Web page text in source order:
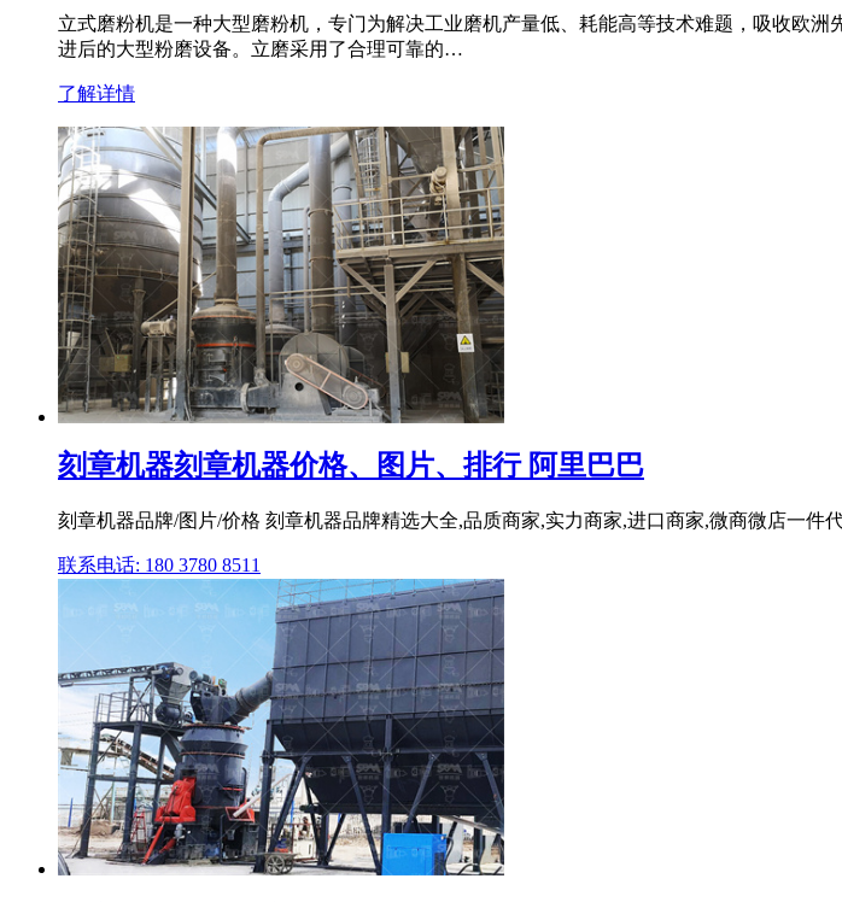
立式磨粉机是一种大型磨粉机，专门为解决工业磨机产量低、耗能高等技术难题，吸收欧
进后的大型粉磨设备。立磨采用了合理可靠的…
了解详情
刻章机器刻章机器价格、图片、排行 阿里巴巴
刻章机器品牌/图片/价格 刻章机器品牌精选大全,品质商家,实力商家,进口商家,微商微店一件
联系电话: 180 3780 8511